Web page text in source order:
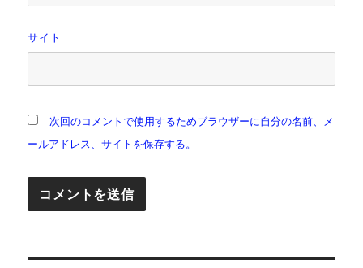
サイト
次回のコメントで使用するためブラウザーに自分の名前、メ
ールアドレス、サイトを保存する。